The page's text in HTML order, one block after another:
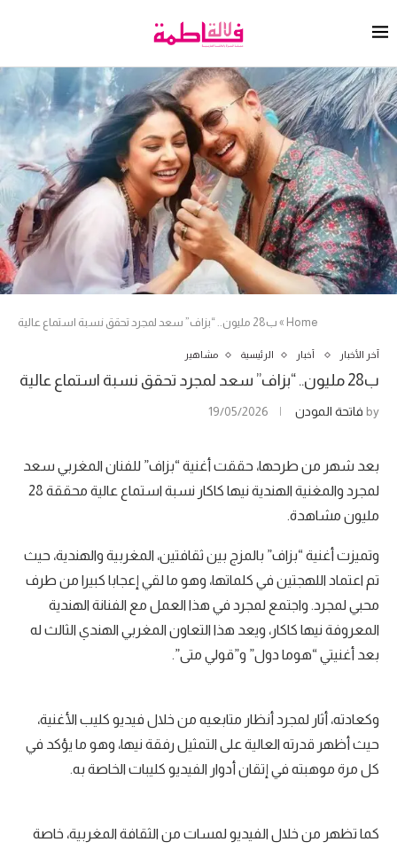
Home
» ب28 مليون.. “بزاف” سعد لمجرد تحقق نسبة استماع عالية
آخر الأخبار أخبار الرئيسية مشاهير
ب28 مليون.. “بزاف” سعد لمجرد تحقق نسبة استماع عالية
by فاتحة المودن 19/05/2026
بعد شهر من طرحها، حققت أغنية “بزاف” للفنان المغربي سعد
لمجرد والمغنية الهندية نيها كاكار نسبة استماع عالية محققة 28
مليون مشاهدة.
وتميزت أغنية “بزاف” بالمزج بين ثقافتين، المغربية والهندية، حيث
تم اعتماد اللهجتين في كلماتها، وهو ما لقي إعجابا كبيرا من طرف
محبي لمجرد. واجتمع لمجرد في هذا العمل مع الفنانة الهندية
المعروفة نيها كاكار، ويعد هذا التعاون المغربي الهندي الثالث له
بعد أغنيتي “هوما دول” و”قولي متى”.
وكعادته، أثار لمجرد أنظار متابعيه من خلال فيديو كليب الأغنية،
حيث أظهر قدرته العالية على التمثيل رفقة نيها، وهو ما يؤكد في
كل مرة موهبته في إتقان أدوار الفيديو كليبات الخاصة به.
كما تظهر من خلال الفيديو لمسات من الثقافة المغربية، خاصة